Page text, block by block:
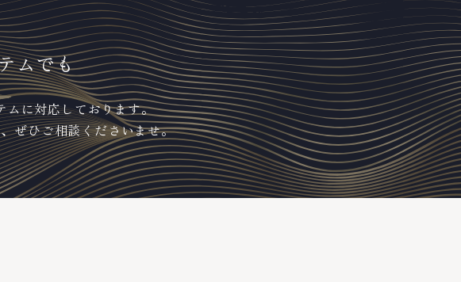
ムでも
ムに対応しております。
ぜひご相談くださいませ。